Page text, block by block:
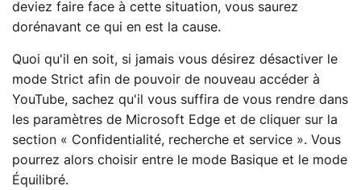
deviez faire face à cette situation, vous saurez
dorénavant ce qui en est la cause.
Quoi qu'il en soit, si jamais vous désirez désactiver le
mode Strict afin de pouvoir de nouveau accéder à
YouTube, sachez qu'il vous suffira de vous rendre dans
les paramètres de Microsoft Edge et de cliquer sur la
section « Confidentialité, recherche et service ». Vous
pourrez alors choisir entre le mode Basique et le mode
Équilibré.